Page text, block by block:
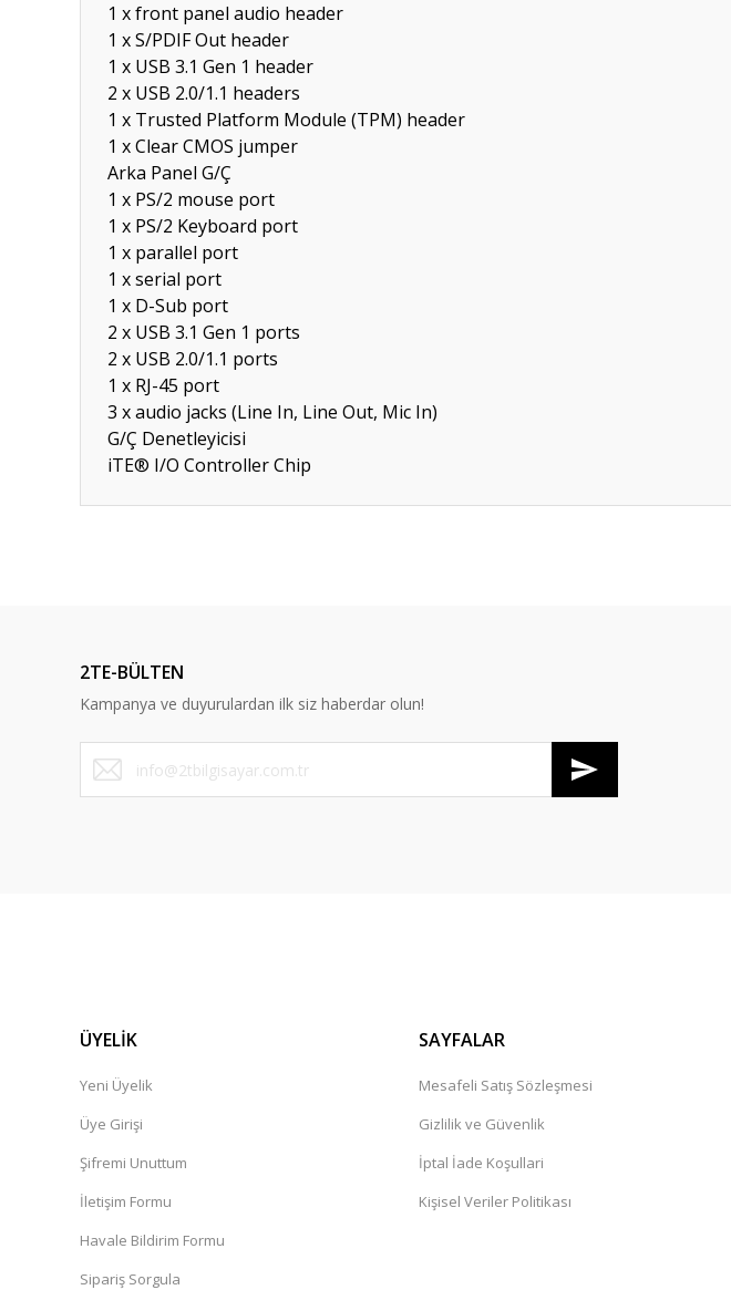
1 x front panel audio header
1 x S/PDIF Out header
1 x USB 3.1 Gen 1 header
2 x USB 2.0/1.1 headers
1 x Trusted Platform Module (TPM) header
1 x Clear CMOS jumper
Arka Panel G/Ç
1 x PS/2 mouse port
1 x PS/2 Keyboard port
1 x parallel port
1 x serial port
1 x D-Sub port
2 x USB 3.1 Gen 1 ports
2 x USB 2.0/1.1 ports
1 x RJ-45 port
3 x audio jacks (Line In, Line Out, Mic In)
G/Ç Denetleyicisi
iTE® I/O Controller Chip
Ürün bilgilerinde hatalar bulunuyor.
Ürün fiyatı diğer sitelerden daha pahalı.
Bu ürüne benzer farklı alternatifler olmalı.
2TE-BÜLTEN
Kampanya ve duyurulardan ilk siz haberdar olun!
ÜYELİK
Yeni Üyelik
Üye Girişi
Şifremi Unuttum
İletişim Formu
Havale Bildirim Formu
Sipariş Sorgula
SAYFALAR
Mesafeli Satış Sözleşmesi
Gizlilik ve Güvenlik
İptal İade Koşullari
Kişisel Veriler Politikası